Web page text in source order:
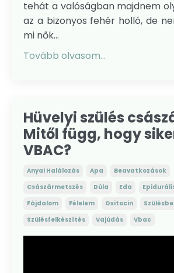
tehát a valóságban majdnem
az a bizonyos fehér holló, de
mi nők...
Tovább olvasom...
Hüvelyi szülés
Mitől függ, hogy
VBAC?
Anyai Halálozás Apa
Beavatkozások
Császármetszés
Dúla Eda
Fájdalom
Félelem Oxitocin
Szülésfelkészítés
Vajúdás Vbac